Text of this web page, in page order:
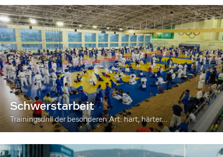
Schwerstarbeit
Trainingsdrill der besonderen Art: hart, härter...